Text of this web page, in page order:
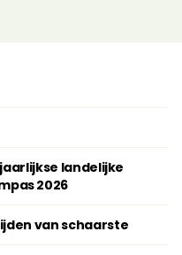
landelijke
2026
van schaarste